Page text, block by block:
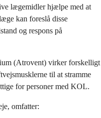
lægemidler hjælpe med at
kan foreslå disse
og respons på
(Atrovent) virker forskelligt
til at stramme
for personer med KOL.
omfatter: